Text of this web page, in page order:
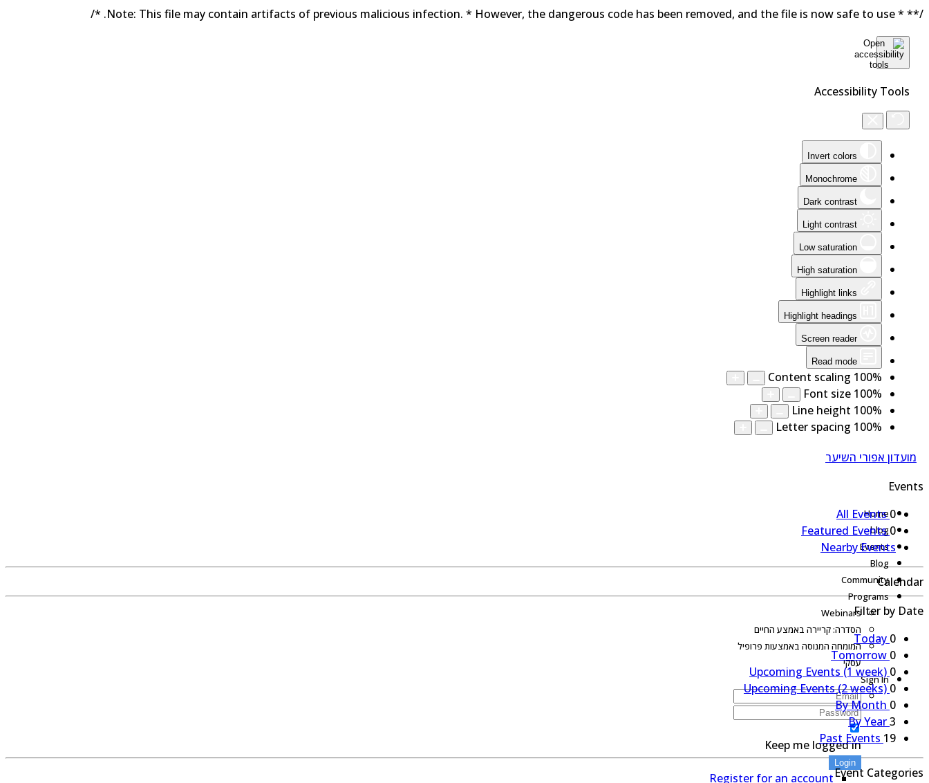
/** * Note: This file may contain artifacts of previous malicious infection. * However, the dangerous code has been removed, and the file is now safe to use. */
Accessibility Tools
Invert colors
Monochrome
Dark contrast
Light contrast
Low saturation
High saturation
Highlight links
Highlight headings
Screen reader
Read mode
Content scaling 100%
Font size 100%
Line height 100%
Letter spacing 100%
מועדון אפורי השיער
Home
blog
Events
Blog
Community
Programs
Webinars
הסדרה: קריירה באמצע החיים
המומחה המנוסה באמצעות פרופיל
עסקי
Sign In
Keep me logged in
Login
Register for an account
Events
All Events0
Featured Events0
Nearby Events
Calendar
Filter by Date
Today 0
Tomorrow 0
Upcoming Events (1 week) 0
Upcoming Events (2 weeks) 0
By Month 0
By Year3
Past Events 19
Event Categories